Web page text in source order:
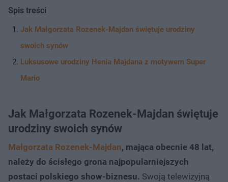
Spis treści
Jak Małgorzata Rozenek-Majdan świętuje urodziny
swoich synów
Luksusowe urodziny Henia Majdana z motywem Super
Mario
Jak Małgorzata Rozenek-Majdan świętuje
urodziny swoich synów
Małgorzata Rozenek-Majdan, mająca obecnie 48 lat,
należy do ścisłego grona najpopularniejszych
postaci polskiego show-biznesu. Swoją telewizyjną